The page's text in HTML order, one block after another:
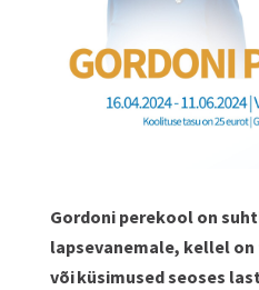
Gordoni perekool on
lapsevanemale, kellel
või küsimused seoses